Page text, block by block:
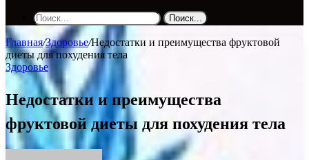
Поиск...
Главная/Здоровье/Недостатки и преимущества фруктовой
диеты для похудения тела
Здоровье
Недостатки и преимущества
фруктовой диеты для похудения тела